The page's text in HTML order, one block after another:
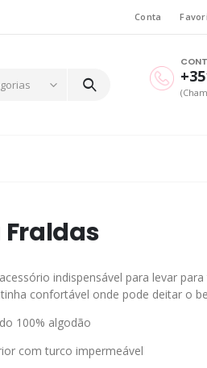
Conta
indispensável para levar
confortável onde pode deitar o
100% algodão
com turco impermeável